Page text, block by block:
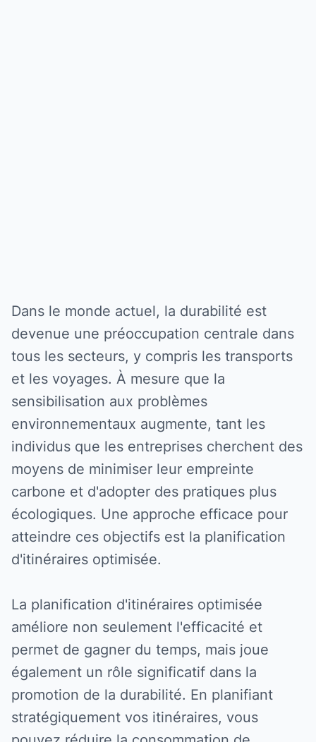
Dans le monde actuel, la durabilité est
devenue une préoccupation centrale dans
tous les secteurs, y compris les transports
et les voyages. À mesure que la
sensibilisation aux problèmes
environnementaux augmente, tant les
individus que les entreprises cherchent des
moyens de minimiser leur empreinte
carbone et d'adopter des pratiques plus
écologiques. Une approche efficace pour
atteindre ces objectifs est la planification
d'itinéraires optimisée.
La planification d'itinéraires optimisée
améliore non seulement l'efficacité et
permet de gagner du temps, mais joue
également un rôle significatif dans la
promotion de la durabilité. En planifiant
stratégiquement vos itinéraires, vous